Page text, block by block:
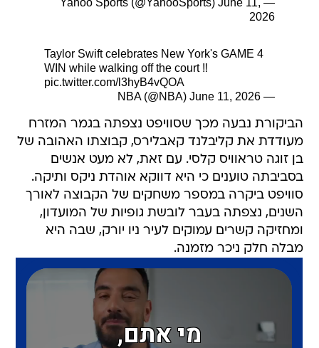
— Yahoo Sports (@YahooSports)
June 11,
2026
Taylor Swift celebrates New York's GAME 4
WIN while walking off the court ‼️
pic.twitter.com/l3hyB4vQOA
— NBA (@NBA)
June 11, 2026
הביקורת נבעה מכך שסוויפט נצפתה בגמר המזרח
מעודדת את קליבלנד קאבלירס, קבוצתו האהובה של
בן זוגה טראוויס קלסי. עם זאת, לא מעט אנשים
בסביבתה טוענים כי היא דווקא אוהדת ניקס ותיקה.
סוויפט ביקרה במספר משחקים של הקבוצה לאורך
השנים, נצפתה בעבר לובשת גופיות של המועדון,
ומחזיקה קשרים עמוקים לעיר ניו יורק, שבה היא
מבלה חלק ניכר מזמנה.